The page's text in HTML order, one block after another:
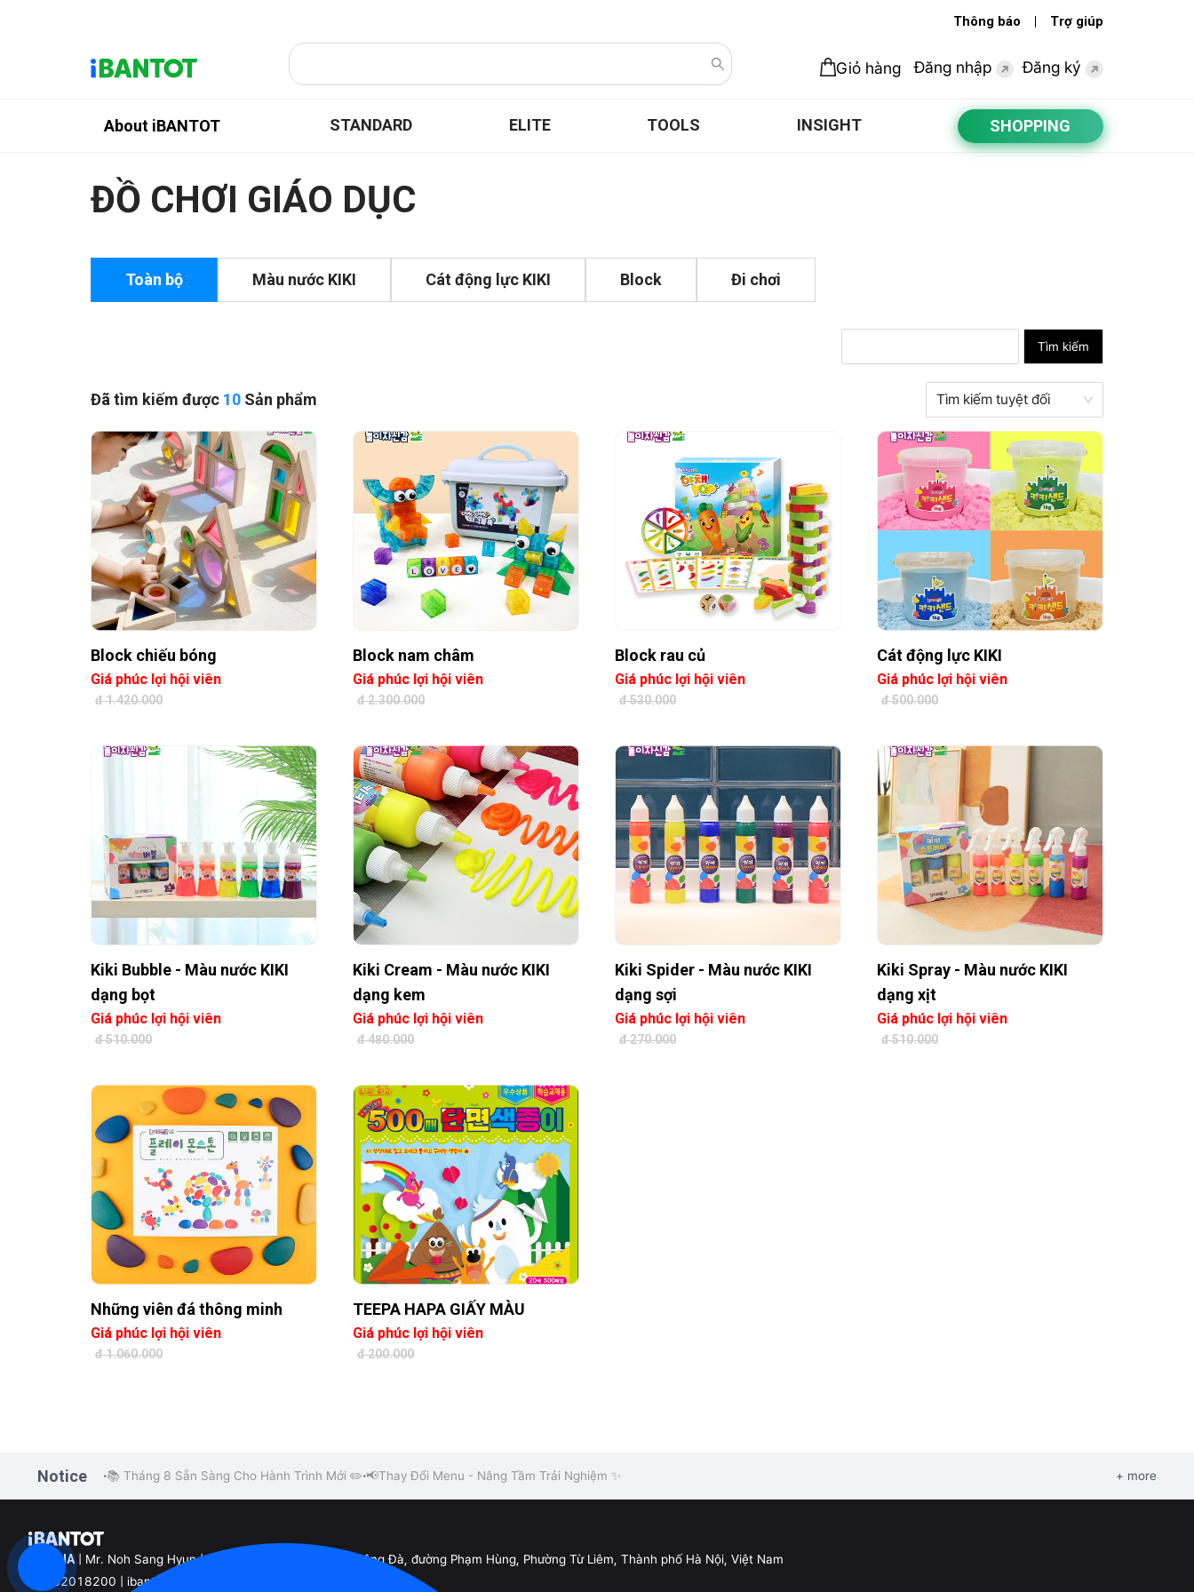
Thông báo Trợ giúp
Giỏ hàng Đăng nhập Đăng ký
About iBANTOT STANDARD ELITE TOOLS INSIGHT SHOPPING
ĐỒ CHƠI GIÁO DỤC
Toàn bộ Màu nước KIKI Cát động lực KIKI Block Đi chơi
Tìm kiếm
Đã tìm kiếm được 10 Sản phẩm Tìm kiếm tuyệt đối
Block chiếu bóng
Giá phúc lợi hội viên
đ 1.420.000
Block nam châm
Giá phúc lợi hội viên
đ 2.300.000
Block rau củ
Giá phúc lợi hội viên
đ 530.000
Cát động lực KIKI
Giá phúc lợi hội viên
đ 500.000
Kiki Bubble - Màu nước KIKI
dạng bọt
Giá phúc lợi hội viên
đ 510.000
Kiki Cream - Màu nước KIKI
dạng kem
Giá phúc lợi hội viên
đ 480.000
Kiki Spider - Màu nước KIKI
dạng sợi
Giá phúc lợi hội viên
đ 270.000
Kiki Spray - Màu nước KIKI
dạng xịt
Giá phúc lợi hội viên
đ 510.000
Những viên đá thông minh
Giá phúc lợi hội viên
đ 1.060.000
TEEPA HAPA GIẤY MÀU
Giá phúc lợi hội viên
đ 200.000
Notice •📚 Tháng 8 Sẵn Sàng Cho Hành Trình Mới ✏️•📢Thay Đổi Menu - Nâng Tầm Trải Nghiệm ✨ + more
EK VINA| Mr. Noh Sang Hyun | Tầng 25, Khối B, Tòa nhà Sông Đà, đường Phạm Hùng, Phường Từ Liêm, Thành phố Hà Nội, Việt Nam
02432018200 | ibantot@ibantot.vn | Mã số 0110168245